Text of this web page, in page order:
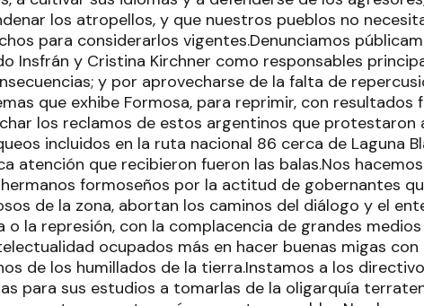
los atropellos, y que nuestros pueblos no
para considerarlos vigentes.Denunciamos
Insfrán y Cristina Kirchner como responsables
y por aprovecharse de la falta de
que exhibe Formosa, para reprimir, con resultados
los reclamos de estos argentinos que protestaron
incluidos en la ruta nacional 86 cerca de Laguna
atención que recibieron fueron las balas.Nos
formoseños por la actitud de gobernantes
de la zona, abortan los caminos del diálogo y el
o la represión, con la complacencia de grandes
ocupados más en hacer buenas migas
de los humillados de la tierra.Instamos a los
para sus estudios a tomarlas de la oligarquía